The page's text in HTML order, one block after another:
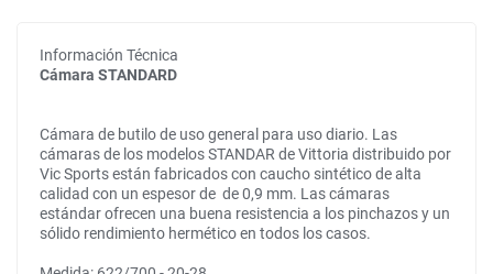
Información Técnica
Cámara STANDARD
Cámara de butilo de uso general para uso diario. Las
cámaras de los modelos STANDAR de Vittoria distribuido por
Vic Sports están fabricados con caucho sintético de alta
calidad con un espesor de de 0,9 mm. Las cámaras
estándar ofrecen una buena resistencia a los pinchazos y un
sólido rendimiento hermético en todos los casos.